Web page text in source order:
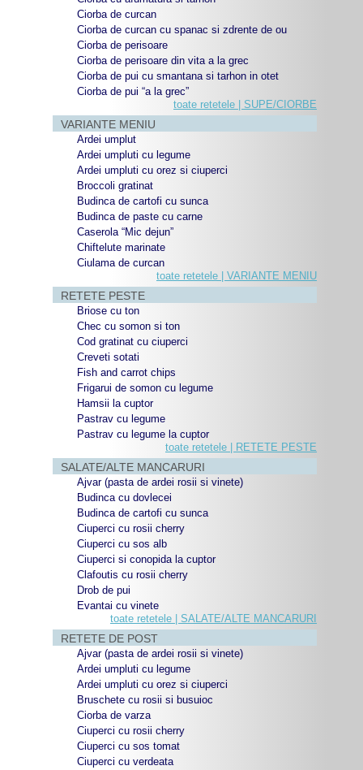
Ciorba de curcan
Ciorba de curcan cu spanac si zdrente de ou
Ciorba de perisoare
Ciorba de perisoare din vita a la grec
Ciorba de pui cu smantana si tarhon in otet
Ciorba de pui “a la grec”
toate retetele | SUPE/CIORBE
VARIANTE MENIU
Ardei umplut
Ardei umpluti cu legume
Ardei umpluti cu orez si ciuperci
Broccoli gratinat
Budinca de cartofi cu sunca
Budinca de paste cu carne
Caserola “Mic dejun”
Chiftelute marinate
Ciulama de curcan
toate retetele | VARIANTE MENIU
RETETE PESTE
Briose cu ton
Chec cu somon si ton
Cod gratinat cu ciuperci
Creveti sotati
Fish and carrot chips
Frigarui de somon cu legume
Hamsii la cuptor
Pastrav cu legume
Pastrav cu legume la cuptor
toate retetele | RETETE PESTE
SALATE/ALTE MANCARURI
Ajvar (pasta de ardei rosii si vinete)
Budinca cu dovlecei
Budinca de cartofi cu sunca
Ciuperci cu rosii cherry
Ciuperci cu sos alb
Ciuperci si conopida la cuptor
Clafoutis cu rosii cherry
Drob de pui
Evantai cu vinete
toate retetele | SALATE/ALTE MANCARURI
RETETE DE POST
Ajvar (pasta de ardei rosii si vinete)
Ardei umpluti cu legume
Ardei umpluti cu orez si ciuperci
Bruschete cu rosii si busuioc
Ciorba de varza
Ciuperci cu rosii cherry
Ciuperci cu sos tomat
Ciuperci cu verdeata